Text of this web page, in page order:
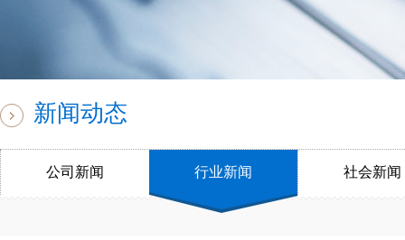
新闻动态
公司新闻 行业新闻 社会新闻